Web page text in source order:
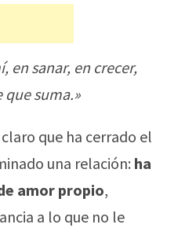
en sanar, en crecer,
que suma.»
que ha cerrado el
una relación: ha
amor propio,
a lo que no le